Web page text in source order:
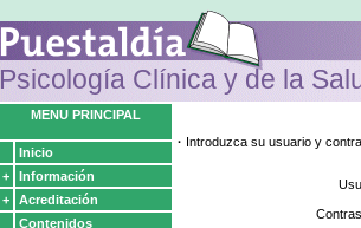
Psicología Clínica y de la
MENU PRINCIPAL
Inicio
+
Información
+
Acreditación
Contenidos
· Introduzca su usuario y